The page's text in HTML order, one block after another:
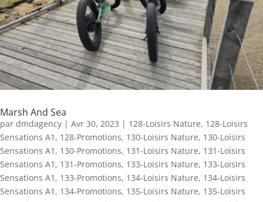
Marsh And Sea
par dmdagency | Avr 30, 2023 | 128-Loisirs Nature, 128-Loisirs
Sensations A1 , 128-Promotions, 130-Loisirs Nature, 130-Loisirs
Sensations A1 , 130-Promotions, 131-Loisirs Nature, 131-Loisirs
Sensations A1 , 131-Promotions, 133-Loisirs Nature, 133-Loisirs
Sensations A1 , 133-Promotions, 134-Loisirs Nature, 134-Loisirs
Sensations A1 , 134-Promotions, 135-Loisirs Nature, 135-Loisirs